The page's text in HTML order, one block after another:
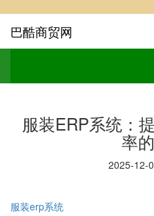
巴酷商贸网
服装ERP系统：
率
2025-12-
服装erp系统